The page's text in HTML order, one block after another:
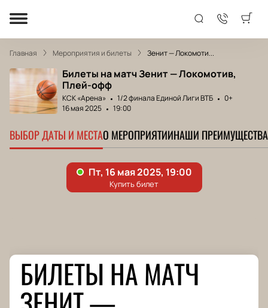
Главная Мероприятия и билеты Зенит — Локомоти...
Билеты на матч Зенит — Локомотив,
Плей-офф
КСК «Арена» 1/2 финала Единой Лиги ВТБ
0+
16 мая 2025
19:00
ВЫБОР ДАТЫ И МЕСТАО МЕРОПРИЯТИИНАШИ ПРЕИМУЩЕСТВА
БИЛЕТЫ НА МАТЧ